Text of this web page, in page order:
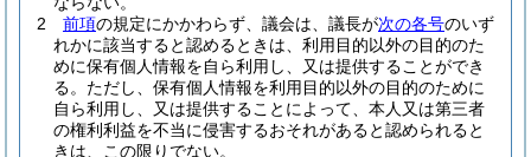
2
前項の規定にかかわらず、議会は、議長が次の各号のいず
れかに該当すると認めるときは、利用目的以外の目的のた
めに保有個人情報を自ら利用し、又は提供することができ
る。 ただし、保有個人情報を利用目的以外の目的のために
自ら利用し、又は提供することによって、本人又は第三者
の権利利益を不当に侵害するおそれがあると認められると
きは、この限りでない。